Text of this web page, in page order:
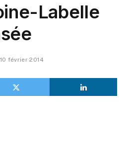
Labelle
10 février 2014